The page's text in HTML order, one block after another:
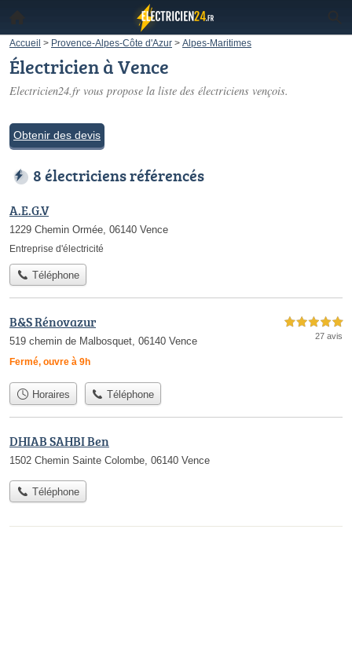
Accueil > Provence-Alpes-Côte d'Azur > Alpes-Maritimes
Électricien à Vence
Electricien24.fr vous propose la liste des électriciens vençois.
Obtenir des devis
8 électriciens référencés
A.E.G.V
1229 Chemin Ormée, 06140 Vence
Entreprise d'électricité
Téléphone
B&S Rénovazur
519 chemin de Malbosquet, 06140 Vence
Fermé, ouvre à 9h
5,0 étoiles sur 5
27 avis
Horaires Téléphone
DHIAB SAHBI Ben
1502 Chemin Sainte Colombe, 06140 Vence
Téléphone